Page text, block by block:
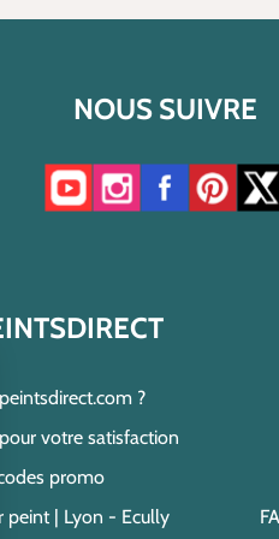
NOUS SUIVRE
Accéder à notre chaîne
Accéder à notre
Accéder à
?
votre satisfaction
promo
peint | Lyon - Ecully